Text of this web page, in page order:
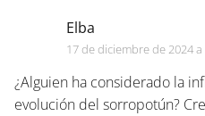
Elba
17 de diciembre de 2024 a
¿Alguien ha considerado la
evolución del sorropotún?